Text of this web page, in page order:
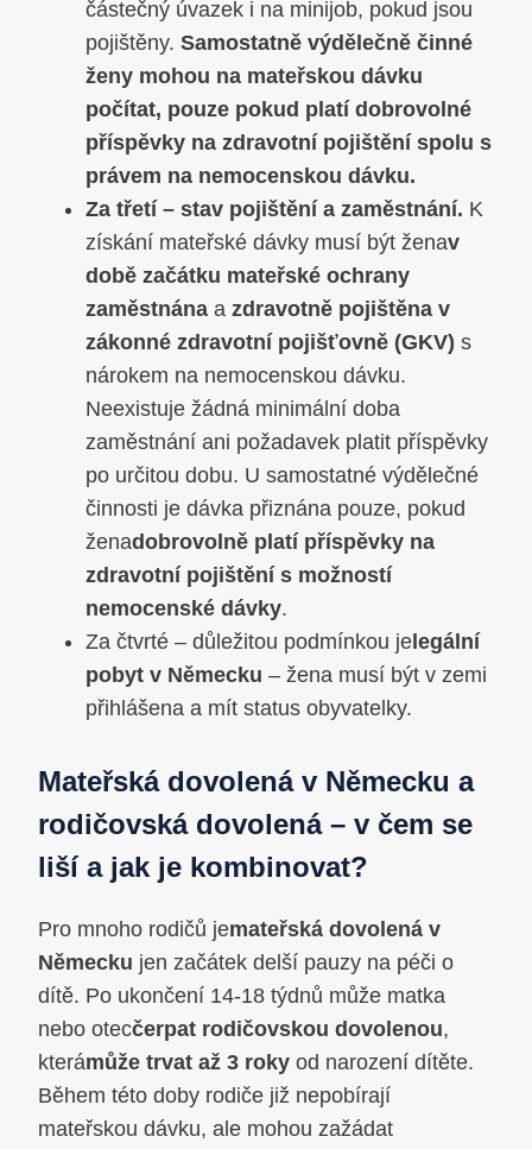
částečný úvazek i na minijob, pokud jsou
pojištěny. Samostatně výdělečně činné
ženy mohou na mateřskou dávku
počítat, pouze pokud platí dobrovolné
příspěvky na zdravotní pojištění spolu s
právem na nemocenskou dávku.
Za třetí – stav pojištění a zaměstnání. K
získání mateřské dávky musí být ženav
době začátku mateřské ochrany
zaměstnána a zdravotně pojištěna v
zákonné zdravotní pojišťovně (GKV) s
nárokem na nemocenskou dávku.
Neexistuje žádná minimální doba
zaměstnání ani požadavek platit příspěvky
po určitou dobu. U samostatné výdělečné
činnosti je dávka přiznána pouze, pokud
ženadobrovolně platí příspěvky na
zdravotní pojištění s možností
nemocenské dávky.
Za čtvrté – důležitou podmínkou je legální
pobyt v Německu – žena musí být v zemi
přihlášena a mít status obyvatelky.
Mateřská dovolená v Německu a
rodičovská dovolená – v čem se
liší a jak je kombinovat?
Pro mnoho rodičů jemateřská dovolená v
Německu jen začátek delší pauzy na péči o
dítě. Po ukončení 14-18 týdnů může matka
nebo otecčerpat rodičovskou dovolenou,
kterámůže trvat až 3 roky od narození dítěte.
Během této doby rodiče již nepobírají
mateřskou dávku, ale mohou zažádat